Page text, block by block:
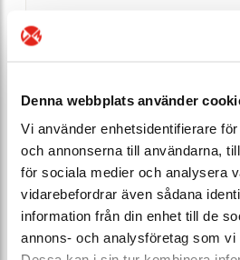
Denna webbplats använder
Vi använder enhetsidentifierare
och annonserna till användarna,
för sociala medier och analysera
vidarebefordrar även sådana
information från din enhet till de
annons- och analysföretag som vi
Lagersaldo 4
Ert pris* Bli
Artikel nr*